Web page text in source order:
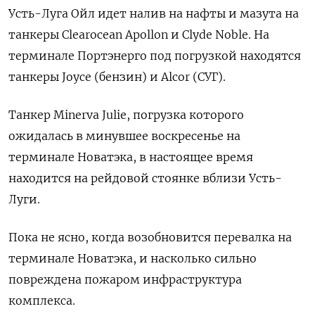
Усть-Луга Ойл идет налив на нафты и мазута на
танкеры Clearocean Apollon и Clyde Noble. На
терминале Портэнерго под погрузкой находятся
танкеры Joyce (бензин) и Alcor (СУГ).
Танкер Minerva Julie, погрузка которого
ожидалась в минувшее воскресенье на
терминале Новатэка, в настоящее время
находится на рейдовой стоянке вблизи Усть-
Луги.
Пока не ясно, когда возобновится перевалка на
терминале Новатэка, и насколько сильно
повреждена пожаром инфраструктура
комплекса.